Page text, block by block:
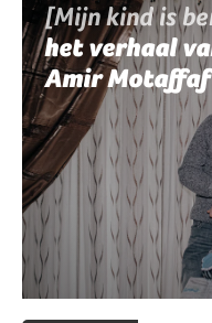
[Mijn kind is
het verhaal
Amir Motaffaf